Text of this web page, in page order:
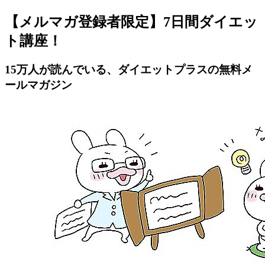
【メルマガ登録者限定】7日間ダイエッ
ト講座！
15万人が読んでいる、ダイエットプラスの無料メ
ールマガジン